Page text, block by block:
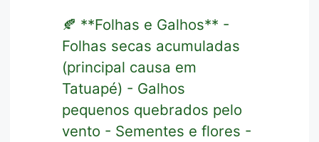
🍂 **Folhas e Galhos** -
Folhas secas acumuladas
(principal causa em
Tatuapé) - Galhos
pequenos quebrados pelo
vento - Sementes e flores -